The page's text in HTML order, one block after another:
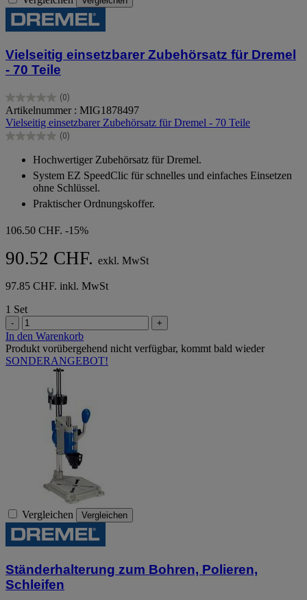
Vielseitig einsetzbarer Zubehörsatz für Dremel
- 70 Teile
(0)
0.0
von
5
Sternen.
Artikelnummer : MIG1878497
Vielseitig einsetzbarer Zubehörsatz für Dremel - 70 Teile
(0)
0.0
Sternen.
Hochwertiger Zubehörsatz für Dremel.
System EZ SpeedClic für schnelles und einfaches Einsetzen
ohne Schlüssel.
Praktischer Ordnungskoffer.
106.50 CHF. -15%
90.52 CHF. exkl. MwSt
97.85 CHF. inkl. MwSt
1 Set
- +
In den Warenkorb
Produkt vorübergehend nicht verfügbar, kommt bald wieder
SONDERANGEBOT!
Vergleichen Vergleichen
Ständerhalterung zum Bohren, Polieren,
Schleifen